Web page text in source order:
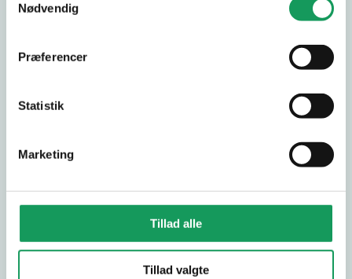
Nødvendig
Præferencer
Statistik
Marketing
Tillad alle
Tillad valgte
E-mail*
Anmeldelse